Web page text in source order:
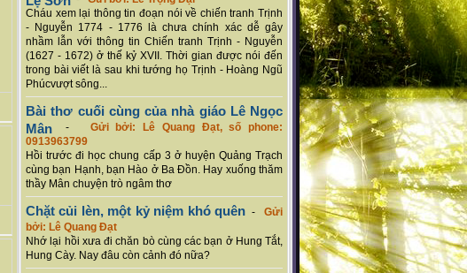
Cháu xem lại thông tin đoạn nói về chiến tranh Trịnh
- Nguyễn 1774 - 1776 là chưa chính xác dễ gây
nhầm lẫn với thông tin Chiến tranh Trịnh - Nguyễn
(1627 - 1672) ở thế kỷ XVII. Thời gian được nói đến
trong bài viết là sau khi tướng họ Trịnh - Hoàng Ngũ
Phúcvượt sông...
Bài thơ cuối cùng của nhà giáo Lê Ngọc
Mân - Gửi bởi: Lê Quang Đạt, số phone:
0913963799
Hồi trước đi học chung cấp 3 ở huyện Quảng Trạch
cùng bạn Hạnh, bạn Hào ở Ba Đồn. Hay xuống thăm
thầy Mân chuyện trò ngâm thơ
Chặt củi lèn, một kỷ niệm khó quên-Gửi
bởi: Lê Quang Đạt
Nhớ lại hồi xưa đi chăn bò cùng các bạn ở Hung Tắt,
Hung Cày. Nay đâu còn cảnh đó nữa?